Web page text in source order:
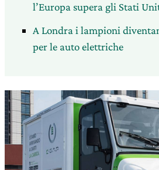
l’Europa supera gli Stati
A Londra i lampioni
per le auto elettriche